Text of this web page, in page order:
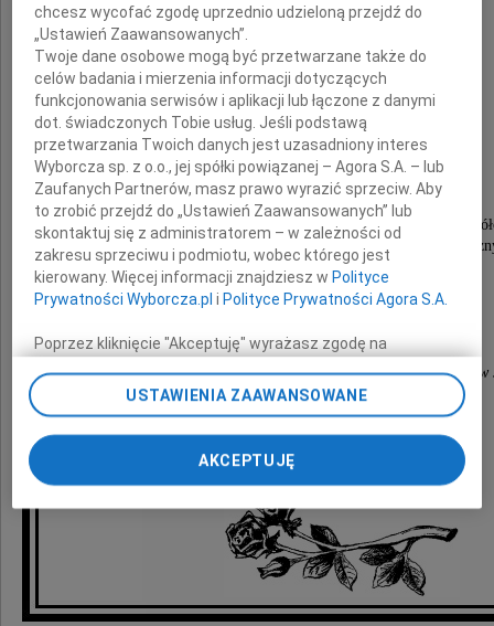
Ryszardowi Szablewskiemu
w dniach żałoby po śmierci małżonki
Marii
pragniemy tą drogą przekazać wyrazy szczerego
wszyscy jesteśmy bezsilni w obliczu spraw
Dziekan, Rada Wydziału i Pracownicy
Wydziału Informatyki
Zachodniopomorskiego Uniwersytetu Technologicznego w
chcesz wycofać zgodę uprzednio udzieloną przejdź do
„Ustawień Zaawansowanych”.
Twoje dane osobowe mogą być przetwarzane także do
celów badania i mierzenia informacji dotyczących
funkcjonowania serwisów i aplikacji lub łączone z danymi
dot. świadczonych Tobie usług. Jeśli podstawą
przetwarzania Twoich danych jest uzasadniony interes
Wyborcza sp. z o.o., jej spółki powiązanej – Agora S.A. – lub
Zaufanych Partnerów, masz prawo wyrazić sprzeciw. Aby
to zrobić przejdź do „Ustawień Zaawansowanych” lub
skontaktuj się z administratorem – w zależności od
zakresu sprzeciwu i podmiotu, wobec którego jest
kierowany. Więcej informacji znajdziesz wPolityce
Prywatności Wyborcza.pl iPolityce Prywatności Agora S.A.
Poprzez kliknięcie "Akceptuję" wyrażasz zgodę na
Wyborczej sp. z o. o. jej Zaufanych Partnerów i Agora S.A.
na Twoim urządzeniu końcowym. Możesz też w każdej
chwili zmienić swoje preferencje dot. plików cookie,
ponownie wywołując narzędzie do zarządzania Twoimi
preferencjami dot. przetwarzania danych poprzez
przechodząc do sekcji „Ustawienia zaawansowane”.
Zmiana ustawień plików cookie możliwa jest także za
pomocą ustawień przeglądarki.
My, nasi Zaufani Partnerzy i Agora S.A. możemy
USTAWIENIA ZAAWANSOWANE
AKCEPTUJĘ